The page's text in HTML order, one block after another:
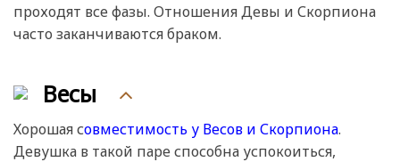
проходят все фазы. Отношения Девы и Скорпиона
часто заканчиваются браком.
Весы
Хорошая совместимость у Весов и Скорпиона.
Девушка в такой паре способна успокоиться,